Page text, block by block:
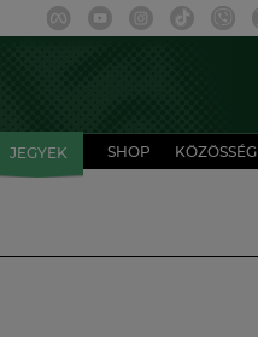
JEGYEK SHOP KÖZÖSSÉG